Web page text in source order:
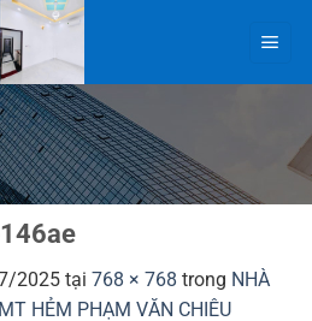
2025 tại 768 × 768 trong NHÀ
HẺM PHẠM VĂN CHIÊU